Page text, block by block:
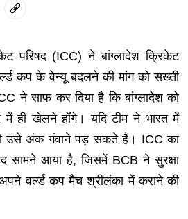
परिषद (ICC) ने बांग्लादेश क्रिकेट
कप के वेन्यू बदलने की मांग को सख्ती
ने साफ कर दिया है कि बांग्लादेश को
ही खेलने होंगे। यदि टीम ने भारत में
उसे अंक गंवाने पड़ सकते हैं। ICC का
आया है, जिसमें BCB ने सुरक्षा
वर्ल्ड कप मैच श्रीलंका में कराने की